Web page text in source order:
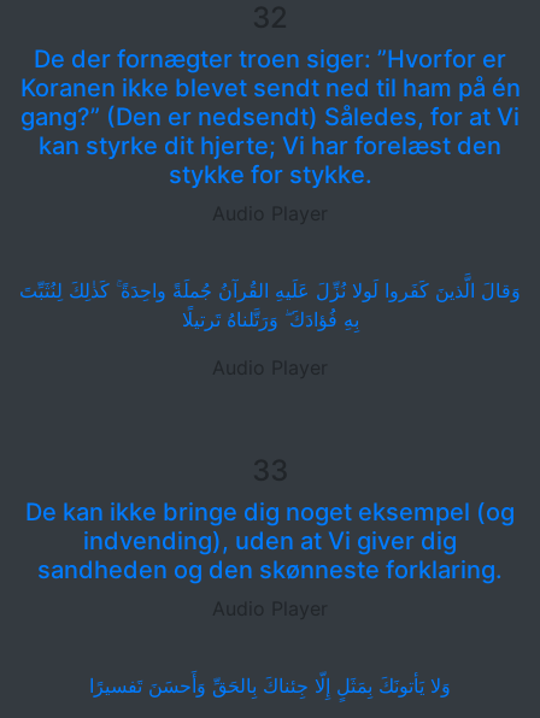
32
De der fornægter troen siger: ”Hvorfor er
Koranen ikke blevet sendt ned til ham på én
gang?” (Den er nedsendt) Således, for at Vi
kan styrke dit hjerte; Vi har forelæst den
stykke for stykke.
Audio Player
وَقالَ الَّذينَ كَفَروا لَولا نُزِّلَ عَلَيهِ القُرآنُ جُملَةً واحِدَةً ۚ كَذٰلِكَ لِنُثَبِّتَ
بِهِ فُؤادَكَ ۖ وَرَتَّلناهُ تَرتيلًا
Audio Player
33
De kan ikke bringe dig noget eksempel (og
indvending), uden at Vi giver dig
sandheden og den skønneste forklaring.
Audio Player
وَلا يَأتونَكَ بِمَثَلٍ إِلّا جِئناكَ بِالحَقِّ وَأَحسَنَ تَفسيرًا